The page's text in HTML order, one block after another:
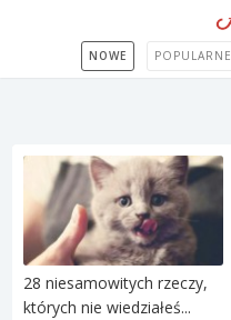
NOWE POPULARNE
28 niesamowitych rzeczy,
których nie wiedziałeś...